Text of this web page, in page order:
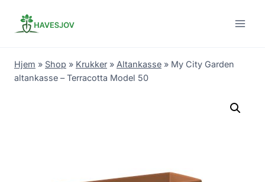
Hjem » Shop » Krukker » Altankasse » My City Garden
altankasse – Terracotta Model 50